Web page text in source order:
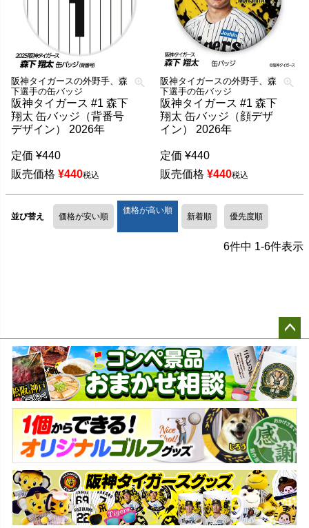
阪神タイガースの外野手、森
下選手の缶バッジ
阪神タイガース #1 森下
翔太 缶バッジ（背番号
デザイン） 2026年
定価 ¥440
販売価格 ¥440税込
阪神タイガースの外野手、森
下選手の缶バッジ
阪神タイガース #1 森下
翔太 缶バッジ（顔デザ
イン） 2026年
定価 ¥440
販売価格 ¥440税込
並び替え 価格が安い順
価格が高い順
新着順 優先度順
6件中 1-6件表示
ペー
ジト
ップ
へ